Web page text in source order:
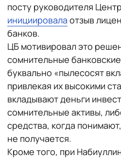
посту руководителя
инициировала отзыв
банков.
ЦБ мотивировал это
сомнительные
буквально «пылесосят
привлекая их высокими
вкладывают деньги
сомнительные активы,
средства, когда
не получается.
Кроме того, при